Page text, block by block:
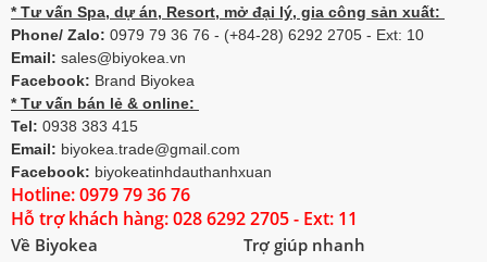
* Tư vấn Spa, dự án, Resort, mở đại lý, gia công sản xuất:
Phone/ Zalo: 0979 79 36 76 - (+84-28) 6292 2705 - Ext: 10
Email: sales@biyokea.vn
Facebook: Brand Biyokea
* Tư vấn bán lẻ & online:
Tel: 0938 383 415
Email: biyokea.trade@gmail.com
Facebook: biyokeatinhdauthanhxuan
Hotline: 0979 79 36 76
Hỗ trợ khách hàng: 028 6292 2705 - Ext: 11
Về Biyokea
Trợ giúp nhanh